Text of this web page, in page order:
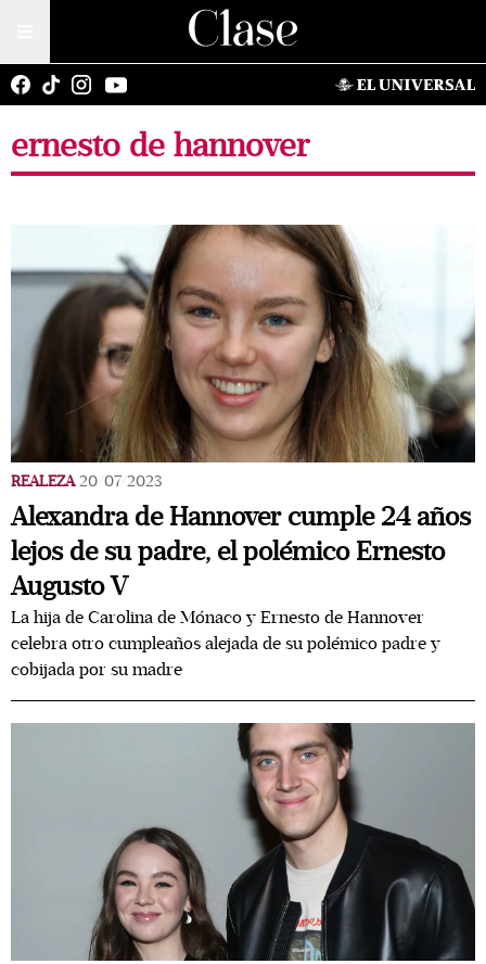
ernesto de hannover
REALEZA 20/07/2023
Alexandra de Hannover cumple 24 años
lejos de su padre, el polémico Ernesto
Augusto V
La hija de Carolina de Mónaco y Ernesto de Hannover
celebra otro cumpleaños alejada de su polémico padre y
cobijada por su madre